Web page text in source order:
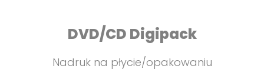
DVD/CD Digipack
Nadruk na płycie/opakowaniu